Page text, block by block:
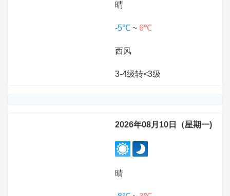
晴
-5℃ ~ 6℃
西风
3-4级转<3级
2026年08月10日（星期一)
晴